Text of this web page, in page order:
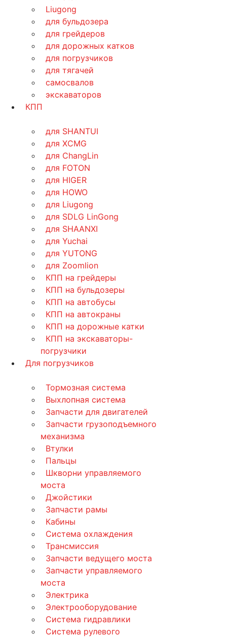
Liugong
для бульдозера
для грейдеров
для дорожных катков
для погрузчиков
для тягачей
самосвалов
экскаваторов
КПП
для SHANTUI
для XCMG
для ChangLin
для FOTON
для HIGER
для HOWO
для Liugong
для SDLG LinGong
для SHAANXI
для Yuchai
для YUTONG
для Zoomlion
КПП на грейдеры
КПП на бульдозеры
КПП на автобусы
КПП на автокраны
КПП на дорожные катки
КПП на экскаваторы-
погрузчики
Для погрузчиков
Тормозная система
Выхлопная система
Запчасти для двигателей
Запчасти грузоподъемного
механизма
Втулки
Пальцы
Шкворни управляемого
моста
Джойстики
Запчасти рамы
Кабины
Система охлаждения
Трансмиссия
Запчасти ведущего моста
Запчасти управляемого
моста
Электрика
Электрооборудование
Система гидравлики
Система рулевого